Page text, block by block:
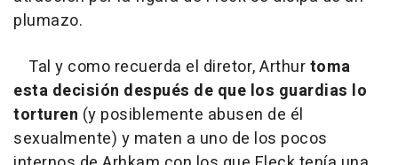
plumazo.
Tal y como recuerda el diretor, Arthurtoma
esta decisión después de que los guardias lo
torturen (y posiblemente abusen de él
sexualmente) y maten a uno de los pocos